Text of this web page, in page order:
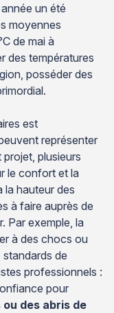
un été
moyennes
de mai à
des températures
posséder des
est
représenter
plusieurs
le confort et la
la hauteur des
à faire auprès de
Par exemple, la
à des chocs ou
de
professionnels :
pour
des abris de